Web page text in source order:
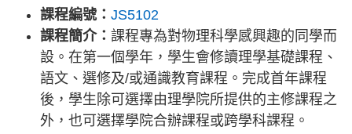
課程編號： JS5102
課程簡介： 課程專為對物理科學感興趣的同學而
設。在第一個學年，學生會修讀理學基礎課程、
語文、選修及/或通識教育課程。完成首年課程
後，學生除可選擇由理學院所提供的主修課程之
外，也可選擇學院合辦課程或跨學科課程。